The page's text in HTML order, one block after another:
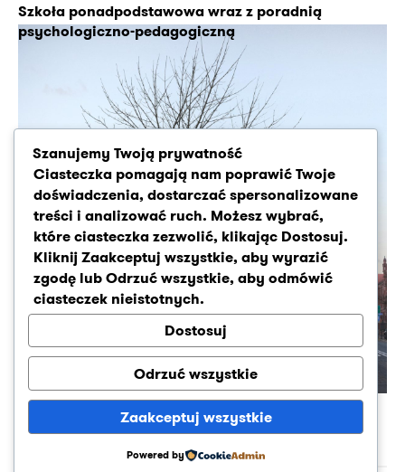
Szkoła ponadpodstawowa wraz z poradnią
psychologiczno-pedagogiczną
Nowy budynek Akademii Muzycznej
Ta strona wykorzystuje pliki cookies w celu zapewnienia
wygody przy korzystaniu z pełnej funkcjonalności.
Akceptuję
Szanujemy Twoją prywatność
Ciasteczka pomagają nam poprawić Twoje
doświadczenia, dostarczać spersonalizowane
treści i analizować ruch. Możesz wybrać,
które ciasteczka zezwolić, klikając Dostosuj.
KliknijZaakceptuj wszystkie, aby wyrazić
zgodę lubOdrzuć wszystkie, aby odmówić
ciasteczek nieistotnych.
Dostosuj
Odrzuć wszystkie
Zaakceptuj wszystkie
Powered by